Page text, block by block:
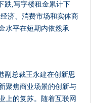
跌,写字楼租金累计下
济、消费市场和实体商
水平在短期内依然承
副总裁王永建在创新思
聚焦商业场景的创新与
上的复苏。随着互联网